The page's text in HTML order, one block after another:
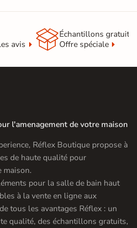
avis
Échantillons gratuit
Offre spéciale
l'amenagement de votre maison
Réflex Boutique propose à
de haute qualité pour
maison.
pour la salle de bain haut
à la vente en ligne aux
tous les avantages Réflex : un
qualité, des échantillons gratuits,